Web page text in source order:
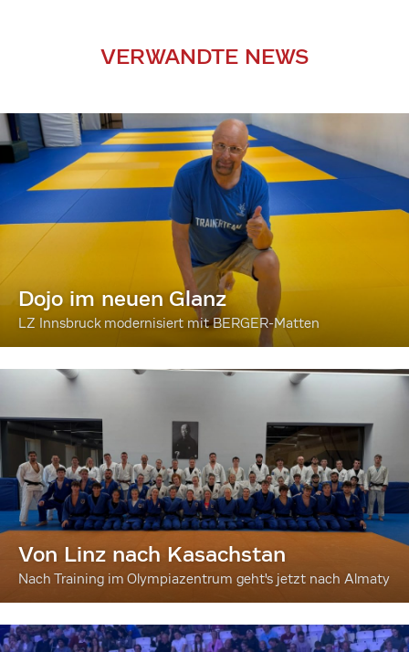
VERWANDTE NEWS
Dojo im neuen Glanz
LZ Innsbruck modernisiert mit BERGER-Matten
Von Linz nach Kasachstan
Nach Training im Olympiazentrum geht's jetzt nach Almaty